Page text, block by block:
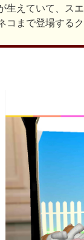
生えていて、ス
コまで登場する